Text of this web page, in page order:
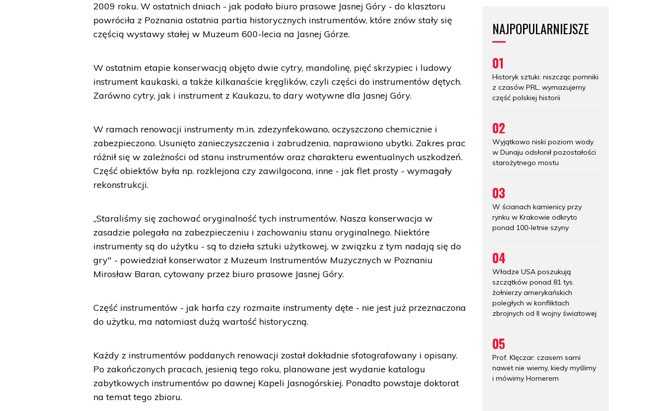
2009 roku. W ostatnich dniach - jak podało biuro prasowe Jasnej Góry - do klasztoru
powróciła z Poznania ostatnia partia historycznych instrumentów, które znów stały się
częścią wystawy stałej w Muzeum 600-lecia na Jasnej Górze.
W ostatnim etapie konserwacją objęto dwie cytry, mandolinę, pięć skrzypiec i ludowy
instrument kaukaski, a także kilkanaście kręglików, czyli części do instrumentów dętych.
Zarówno cytry, jak i instrument z Kaukazu, to dary wotywne dla Jasnej Góry.
W ramach renowacji instrumenty m.in. zdezynfekowano, oczyszczono chemicznie i
zabezpieczono. Usunięto zanieczyszczenia i zabrudzenia, naprawiono ubytki. Zakres prac
różnił się w zależności od stanu instrumentów oraz charakteru ewentualnych uszkodzeń.
Część obiektów była np. rozklejona czy zawilgocona, inne - jak flet prosty - wymagały
rekonstrukcji.
„Staraliśmy się zachować oryginalność tych instrumentów. Nasza konserwacja w
zasadzie polegała na zabezpieczeniu i zachowaniu stanu oryginalnego. Niektóre
instrumenty są do użytku - są to dzieła sztuki użytkowej, w związku z tym nadają się do
gry" - powiedział konserwator z Muzeum Instrumentów Muzycznych w Poznaniu
Mirosław Baran, cytowany przez biuro prasowe Jasnej Góry.
Część instrumentów - jak harfa czy rozmaite instrumenty dęte - nie jest już przeznaczona
do użytku, ma natomiast dużą wartość historyczną.
Każdy z instrumentów poddanych renowacji został dokładnie sfotografowany i opisany.
Po zakończonych pracach, jesienią tego roku, planowane jest wydanie katalogu
zabytkowych instrumentów po dawnej Kapeli Jasnogórskiej. Ponadto powstaje doktorat
na temat tego zbioru.
NAJPOPULARNIEJSZE
01
Historyk sztuki: niszcząc pomniki
z czasów PRL, wymazujemy
część polskiej historii
02
Wyjątkowo niski poziom wody
w Dunaju odsłonił pozostałości
starożytnego mostu
03
W ścianach kamienicy przy
rynku w Krakowie odkryto
ponad 100-letnie szyny
04
Władze USA poszukują
szczątków ponad 81 tys.
żołnierzy amerykańskich
poległych w konfliktach
zbrojnych od II wojny światowej
05
Prof. Klęczar: czasem sami
nawet nie wiemy, kiedy myślimy
i mówimy Homerem